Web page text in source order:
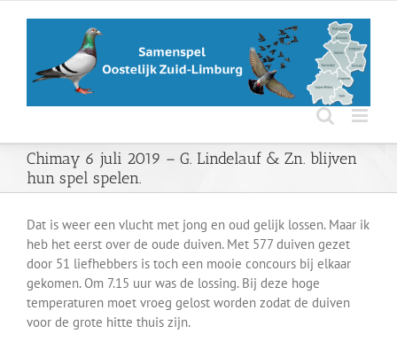
Chimay 6 juli 2019 – G. Lindelauf & Zn. blijven
hun spel spelen.
Dat is weer een vlucht met jong en oud gelijk lossen. Maar ik
heb het eerst over de oude duiven. Met 577 duiven gezet
door 51 liefhebbers is toch een mooie concours bij elkaar
gekomen. Om 7.15 uur was de lossing. Bij deze hoge
temperaturen moet vroeg gelost worden zodat de duiven
voor de grote hitte thuis zijn.